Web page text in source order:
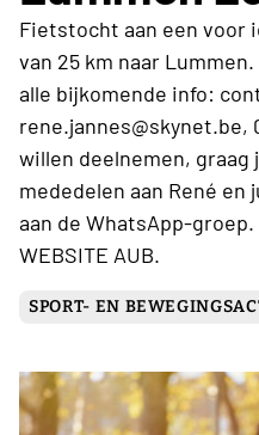
Fietstocht aan een voor
van 25 km naar
alle bijkomende info:
rene.jannes@skynet.be,
willen deelnemen, graag
mededelen aan René
aan de WhatsApp-groep.
WEBSITE AUB.
SPORT- EN